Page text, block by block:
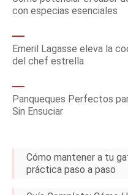
con especias esenciales
Emeril Lagasse eleva la
del chef estrella
Panqueques Perfectos
Sin Ensuciar
Cómo mantener a tu
práctica paso a paso